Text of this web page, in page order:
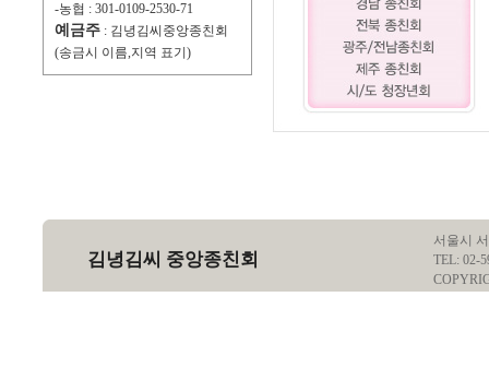
-농협 : 301-0109-2530-71
예금주 : 김녕김씨중앙종친회
(송금시 이름,지역 표기)
김녕김씨 중앙종친회
서울시
TEL: 02-